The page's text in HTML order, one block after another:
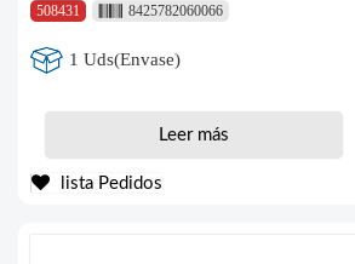
508431
8425782060066
1 Uds(Envase)
Leer más
lista Pedidos